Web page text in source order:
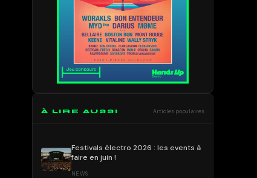
À LIRE AUSSI Articles populaires
Festivals électro 2026 : les events à
faire en juin !
NEWS